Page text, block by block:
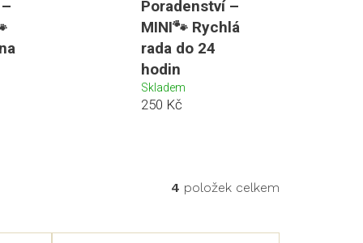
Poradenství –
MINI🐾 Rychlá
rada do 24
hodin
Skladem
250 Kč
4 položek celkem